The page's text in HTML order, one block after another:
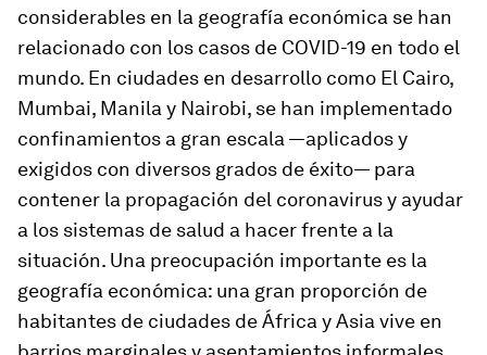
considerables en la geografía económica se han
relacionado con los casos de COVID-19 en todo el
mundo. En ciudades en desarrollo como El Cairo,
Mumbai, Manila y Nairobi, se han implementado
confinamientos a gran escala —aplicados y
exigidos con diversos grados de éxito— para
contener la propagación del coronavirus y ayudar
a los sistemas de salud a hacer frente a la
situación. Una preocupación importante es la
geografía económica: una gran proporción de
habitantes de ciudades de África y Asia vive en